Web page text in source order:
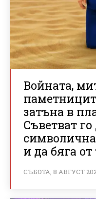
Войната,
затъна в
Съветват
и да бяга
СЪБОТА, 8 АВГУСТ